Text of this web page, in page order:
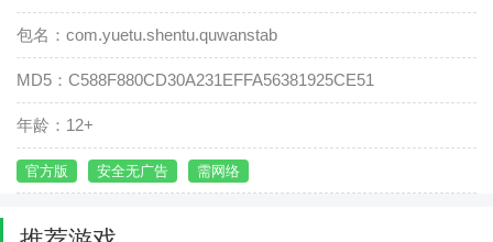
包名：com.yuetu.shentu.quwanstab
MD5：C588F880CD30A231EFFA56381925CE51
年龄：12+
官方版 安全无广告 需网络